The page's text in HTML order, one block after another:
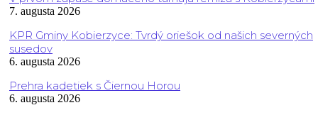
7. augusta 2026
KPR Gminy Kobierzyce: Tvrdý oriešok od našich severných
susedov
6. augusta 2026
Prehra kadetiek s Čiernou Horou
6. augusta 2026